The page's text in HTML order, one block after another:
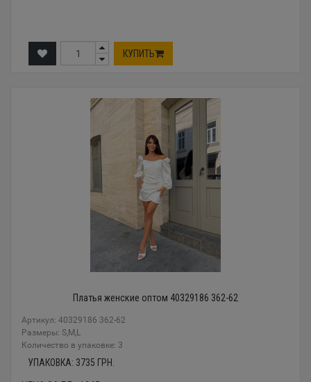
КУПИТЬ
Платья женские оптом 40329186 362-62
Артикул: 40329186 362-62
Размеры: S,M,L
Количество в упаковке: 3
УПАКОВКА: 3735 ГРН.